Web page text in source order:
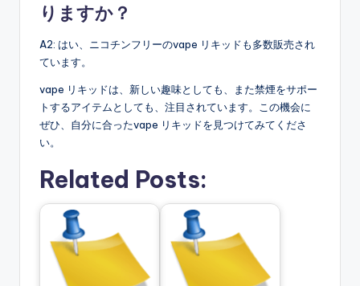
りますか？
A2: はい、ニコチンフリーのvape リキッドも多数販売され
ています。
vape リキッドは、新しい趣味としても、また禁煙をサポー
トするアイテムとしても、注目されています。この機会に
ぜひ、自分に合ったvape リキッドを見つけてみてくださ
い。
Related Posts: